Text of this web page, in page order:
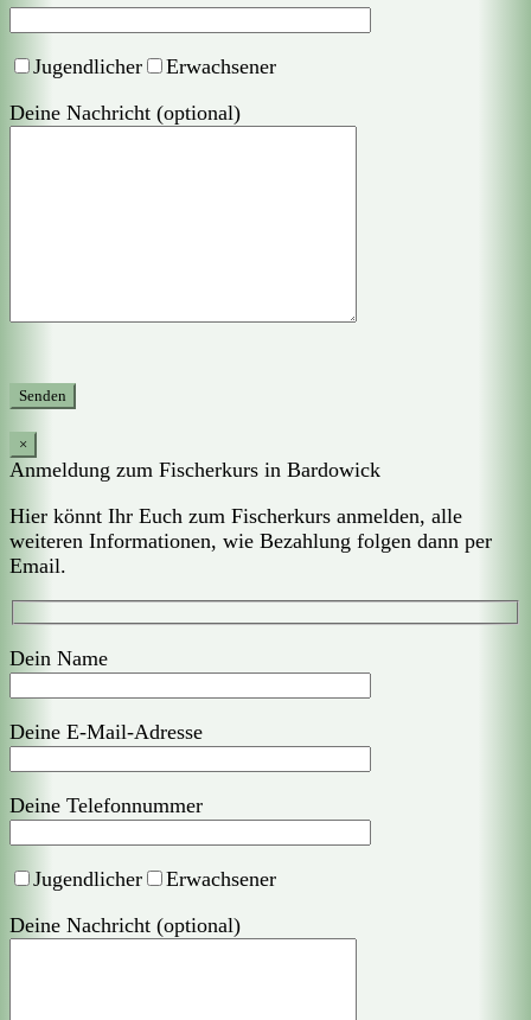
Jugendlicher
Erwachsener
Deine Nachricht (optional)
×
Anmeldung zum Fischerkurs in Bardowick
Hier könnt Ihr Euch zum Fischerkurs anmelden, alle
weiteren Informationen, wie Bezahlung folgen dann per
Email.
Dein Name
Deine E-Mail-Adresse
Deine Telefonnummer
Jugendlicher
Erwachsener
Deine Nachricht (optional)